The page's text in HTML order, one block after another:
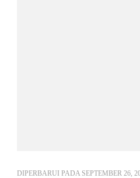
DIPERBARUI PADA SEPTEMBER 26,